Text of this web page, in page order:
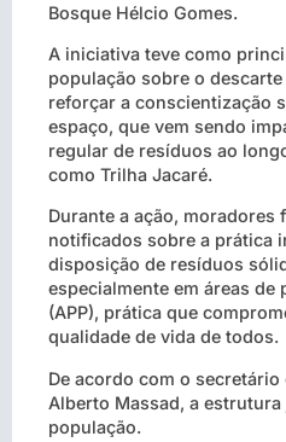
Bosque Hélcio Gomes.
A iniciativa teve como
população sobre o
reforçar a conscientização
espaço, que vem sendo
regular de resíduos ao
como Trilha Jacaré.
Durante a ação, moradores
notificados sobre a prática
disposição de resíduos
especialmente em áreas de
(APP), prática que
qualidade de vida de todos.
De acordo com o secretário
Alberto Massad, a
população.